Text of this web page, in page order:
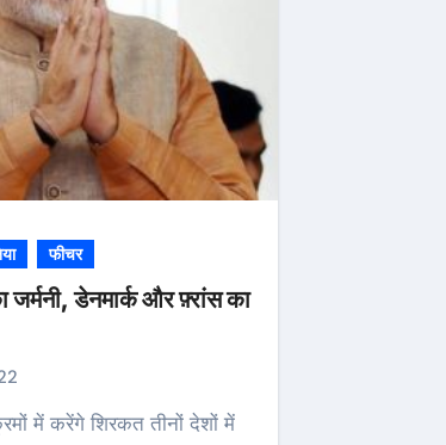
फीचर
जर्मनी, डेनमार्क और फ़्रांस का